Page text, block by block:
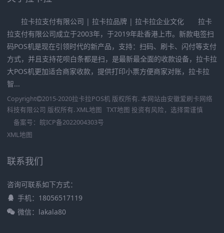
拉卡拉支付有限公司 | 拉卡拉品牌 | 拉卡拉企业文化 拉卡
拉支付有限公司成立于2003年，于2019年赴香港上市。新款电签扫
码POS机是现在引领时代的新产品，支持：扫码、刷卡、闪付等支付
方式，并且支持花呗白条都是扫，是最新最全面的收款设备，拉卡拉
大POS机更加适合商家收款，提供打印小票方便商家对账，拉卡拉
智...
Copyright 2015-2020拉卡拉POS机 版权所有. 本网站由安徽爱刷卡网络
科技有限公司 版权所有. XML地图 TXT地图 投资有风险，选择需谨慎
备案号： 皖ICP备2022004303号
XML地图
联系我们
咨询可联系如下方式：
手机：18056517119
微信：lakala80